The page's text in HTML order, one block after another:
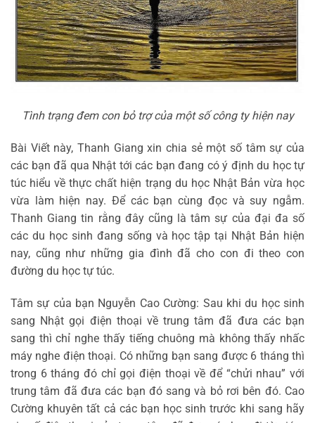
Tình trạng đem con bỏ trợ của một số công ty hiện nay
Bài Viết này, Thanh Giang xin chia sẻ một số tâm sự của
các bạn đã qua Nhật tới các bạn đang có ý định du học tự
túc hiểu về thực chất hiện trạng du học Nhật Bản vừa học
vừa làm hiện nay. Để các bạn cùng đọc và suy ngẫm.
Thanh Giang tin rằng đây cũng là tâm sự của đại đa số
các du học sinh đang sống và học tập tại Nhật Bản hiện
nay, cũng như những gia đình đã cho con đi theo con
đường du học tự túc.
Tâm sự của bạn Nguyễn Cao Cường: Sau khi du học sinh
sang Nhật gọi điện thoại về trung tâm đã đưa các bạn
sang thì chỉ nghe thấy tiếng chuông mà không thấy nhấc
máy nghe điện thoại. Có những bạn sang được 6 tháng thì
trong 6 tháng đó chỉ gọi điện thoại về để “chửi nhau” với
trung tâm đã đưa các bạn đó sang và bỏ rơi bên đó. Cao
Cường khuyên tất cả các bạn học sinh trước khi sang hãy